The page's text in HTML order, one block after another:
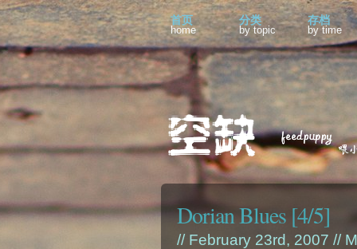
首页
home
分类
by topic
存档
by time
Dorian Blues [4/5]
// February 23rd, 2007 //